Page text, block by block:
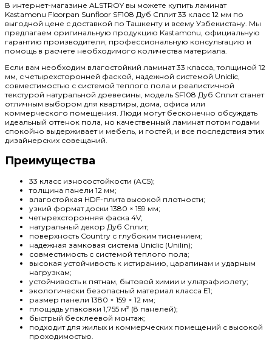
В интернет-магазине ALSTROY вы можете купить ламинат
Kastamonu Floorpan Sunfloor SF108 Дуб Сплит 33 класс 12 мм по
выгодной цене с доставкой по Ташкенту и всему Узбекистану. Мы
предлагаем оригинальную продукцию Kastamonu, официальную
гарантию производителя, профессиональную консультацию и
помощь в расчете необходимого количества материала.
Если вам необходим влагостойкий ламинат 33 класса, толщиной 12
мм, с четырехсторонней фаской, надежной системой Uniclic,
совместимостью с системой теплого пола и реалистичной
текстурой натуральной древесины, модель SF108 Дуб Сплит станет
отличным выбором для квартиры, дома, офиса или
коммерческого помещения. Люди могут бесконечно обсуждать
идеальный оттенок пола, но качественный ламинат потом годами
спокойно выдерживает и мебель, и гостей, и все последствия этих
дизайнерских совещаний.
Преимущества
33 класс износостойкости (AC5);
толщина панели 12 мм;
влагостойкая HDF-плита высокой плотности;
узкий формат доски 1380 × 159 мм;
четырехсторонняя фаска 4V;
натуральный декор Дуб Сплит;
поверхность Country с глубоким тиснением;
надежная замковая система Uniclic (Unilin);
совместимость с системой теплого пола;
высокая устойчивость к истиранию, царапинам и ударным
нагрузкам;
устойчивость к пятнам, бытовой химии и ультрафиолету;
экологически безопасный материал класса E1;
размер панели 1380 × 159 × 12 мм;
площадь упаковки 1,755 м² (8 панелей);
быстрый бесклеевой монтаж;
подходит для жилых и коммерческих помещений с высокой
проходимостью.